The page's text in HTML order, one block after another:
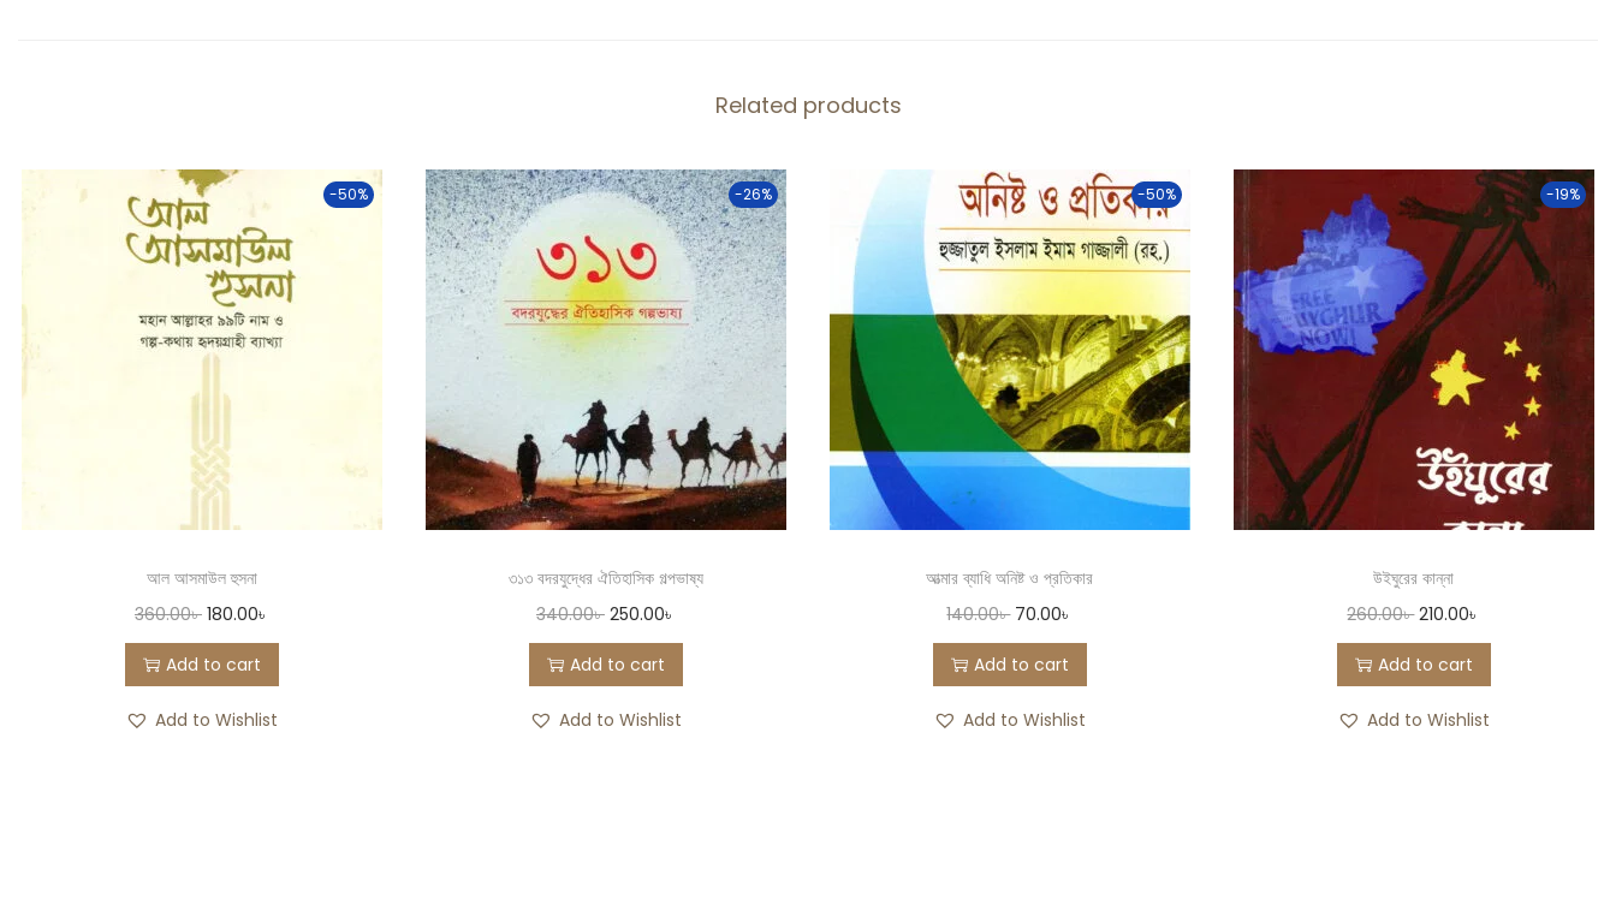
Related products
-50%
আল আসমাউল হুসনা
360.00৳ 180.00৳
Add to cart
Add to Wishlist
-26%
৩১৩ বদরযুদ্ধের ঐতিহাসিক গল্পভাষ্য
340.00৳ 250.00৳
Add to cart
Add to Wishlist
-50%
আত্মার ব্যাধি অনিষ্ট ও প্রতিকার
140.00৳ 70.00৳
Add to cart
Add to Wishlist
-19%
উইঘুরের কান্না
260.00৳ 210.00৳
Add to cart
Add to Wishlist